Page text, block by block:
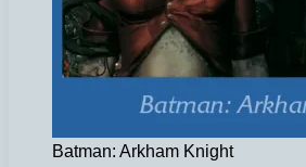
Batman: Arkham Knight